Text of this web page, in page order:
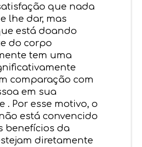
que nada
lhe dar, mas
está doando
do corpo
tem uma
comparação com
em sua
. Por esse motivo, o
está convencido
benefícios da
diretamente